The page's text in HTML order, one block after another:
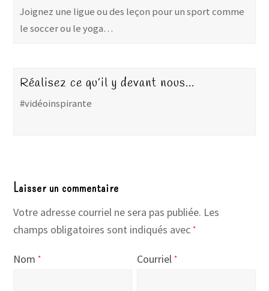
Joignez une ligue ou des leçon pour un sport comme
le soccer ou le yoga…
Réalisez ce qu’il y devant nous…
#vidéoinspirante
Laisser un commentaire
Votre adresse courriel ne sera pas publiée. Les
champs obligatoires sont indiqués avec*
Nom* Courriel*